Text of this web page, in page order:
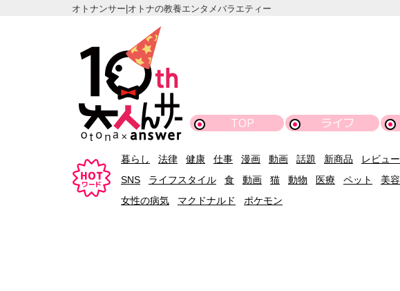
オトナンサー|オトナの教養エンタメバラエティー
TOP ライフ
暮らし 法律 健康 仕事 漫画 動画 話題 新商品
レビュー
SNS
ライフスタイル 食 動画 猫 動物 医療 ペット 美容
女性の病気
マクドナルド ポケモン